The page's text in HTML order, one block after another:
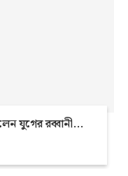
যুগের রব্বানী...